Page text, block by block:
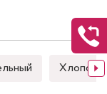
Хлопок